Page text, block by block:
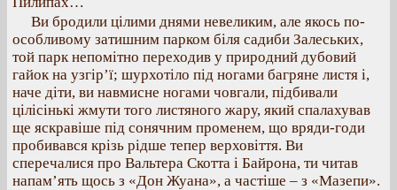
Ви бродили цілими днями невеликим, але якось по-
особливому затишним парком біля садиби Залеських,
той парк непомітно переходив у природний дубовий
гайок на узгір’ї; шурхотіло під ногами багряне листя і,
наче діти, ви навмисне ногами човгали, підбивали
цілісінькі жмути того листяного жару, який спалахував
ще яскравіше під сонячним променем, що вряди-годи
пробивався крізь рідше тепер верховіття. Ви
сперечалися про Вальтера Скотта і Байрона, ти читав
напам’ять щось з «Дон Жуана», а частіше – з «Мазепи».